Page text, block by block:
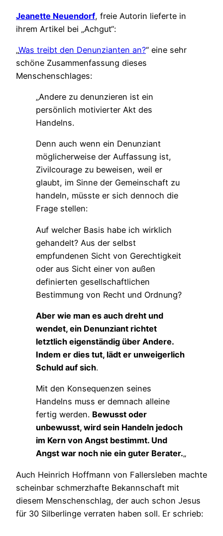
Jeanette Neuendorf, freie Autorin lieferte in
ihrem Artikel bei „Achgut“:
„Was treibt den Denunzianten an?“ eine sehr
schöne Zusammenfassung dieses
Menschenschlages:
„Andere zu denunzieren ist ein
persönlich motivierter Akt des
Handelns.
Denn auch wenn ein Denunziant
möglicherweise der Auffassung ist,
Zivilcourage zu beweisen, weil er
glaubt, im Sinne der Gemeinschaft zu
handeln, müsste er sich dennoch die
Frage stellen:
Auf welcher Basis habe ich wirklich
gehandelt? Aus der selbst
empfundenen Sicht von Gerechtigkeit
oder aus Sicht einer von außen
definierten gesellschaftlichen
Bestimmung von Recht und Ordnung?
Aber wie man es auch dreht und
wendet, ein Denunziant richtet
letztlich eigenständig über Andere.
Indem er dies tut, lädt er unweigerlich
Schuld auf sich.
Mit den Konsequenzen seines
Handelns muss er demnach alleine
fertig werden. Bewusst oder
unbewusst, wird sein Handeln jedoch
im Kern von Angst bestimmt. Und
Angst war noch nie ein guter Berater.„
Auch Heinrich Hoffmann von Fallersleben machte
scheinbar schmerzhafte Bekannschaft mit
diesem Menschenschlag, der auch schon Jesus
für 30 Silberlinge verraten haben soll. Er schrieb: